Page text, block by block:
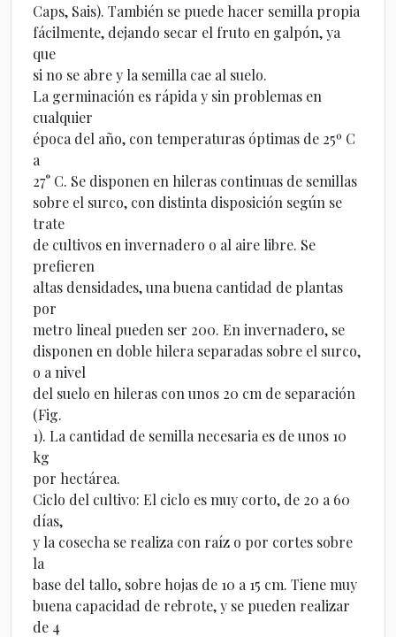
Caps, Sais). También se puede hacer semilla propia
fácilmente, dejando secar el fruto en galpón, ya
que
si no se abre y la semilla cae al suelo.
La germinación es rápida y sin problemas en
cualquier
época del año, con temperaturas óptimas de 25º C
a
27° C. Se disponen en hileras continuas de semillas
sobre el surco, con distinta disposición según se
trate
de cultivos en invernadero o al aire libre. Se
prefieren
altas densidades, una buena cantidad de plantas
por
metro lineal pueden ser 200. En invernadero, se
disponen en doble hilera separadas sobre el surco,
o a nivel
del suelo en hileras con unos 20 cm de separación
(Fig.
1). La cantidad de semilla necesaria es de unos 10
kg
por hectárea.
Ciclo del cultivo: El ciclo es muy corto, de 20 a 60
días,
y la cosecha se realiza con raíz o por cortes sobre
la
base del tallo, sobre hojas de 10 a 15 cm. Tiene muy
buena capacidad de rebrote, y se pueden realizar
de 4